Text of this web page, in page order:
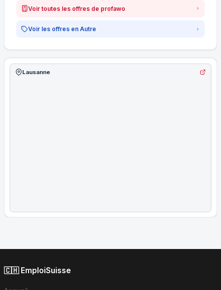
Voir toutes les offres de profawo
Voir les offres en Autre
Lausanne
🇨🇭 EmploiSuisse